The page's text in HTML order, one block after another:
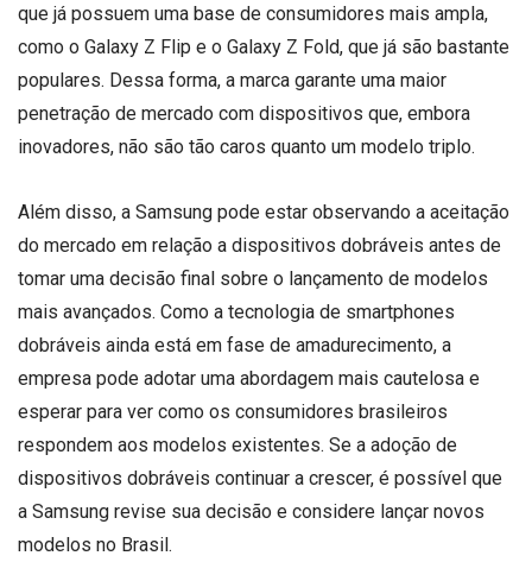
que já possuem uma base de consumidores mais ampla,
como o Galaxy Z Flip e o Galaxy Z Fold, que já são bastante
populares. Dessa forma, a marca garante uma maior
penetração de mercado com dispositivos que, embora
inovadores, não são tão caros quanto um modelo triplo.
Além disso, a Samsung pode estar observando a aceitação
do mercado em relação a dispositivos dobráveis antes de
tomar uma decisão final sobre o lançamento de modelos
mais avançados. Como a tecnologia de smartphones
dobráveis ainda está em fase de amadurecimento, a
empresa pode adotar uma abordagem mais cautelosa e
esperar para ver como os consumidores brasileiros
respondem aos modelos existentes. Se a adoção de
dispositivos dobráveis continuar a crescer, é possível que
a Samsung revise sua decisão e considere lançar novos
modelos no Brasil.